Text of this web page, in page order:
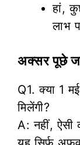
हां,
लाभ
अक्सर पूछे
Q1. क्या 1
मिलेंगी?
A: नहीं, ऐसी